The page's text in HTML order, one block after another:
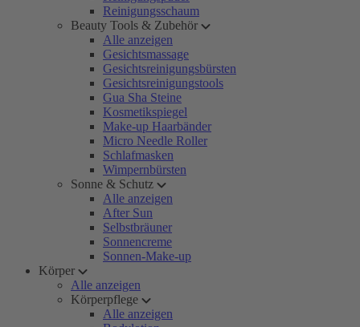
Reinigungsschaum
Beauty Tools & Zubehör
Alle anzeigen
Gesichtsmassage
Gesichtsreinigungsbürsten
Gesichtsreinigungstools
Gua Sha Steine
Kosmetikspiegel
Make-up Haarbänder
Micro Needle Roller
Schlafmasken
Wimpernbürsten
Sonne & Schutz
Alle anzeigen
After Sun
Selbstbräuner
Sonnencreme
Sonnen-Make-up
Körper
Alle anzeigen
Körperpflege
Alle anzeigen